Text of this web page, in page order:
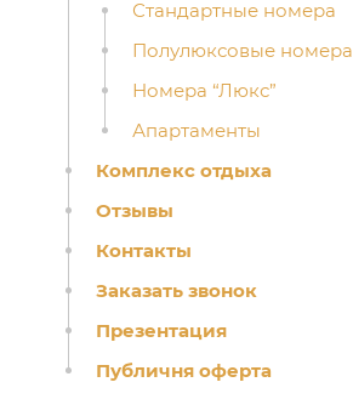
Стандартные номера
Полулюксовые номера
Номера “Люкс”
Апартаменты
Комплекс отдыха
Отзывы
Контакты
Заказать звонок
Презентация
Публичня оферта